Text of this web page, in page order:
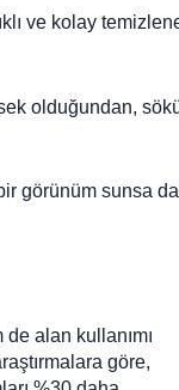
ve kolay
olduğundan,
görünüm sunsa
alan kullanımı
göre,